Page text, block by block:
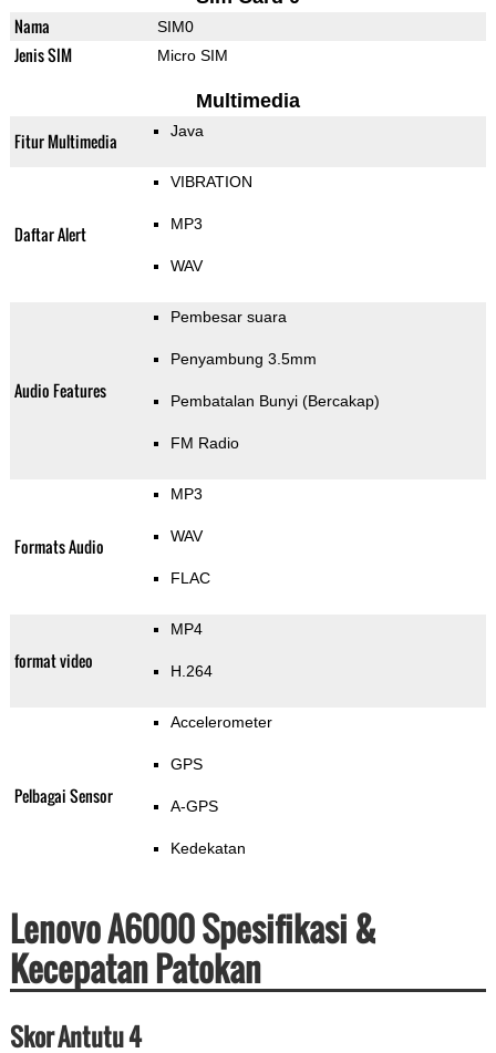
Nama SIM0
Jenis SIM Micro SIM
Multimedia
Fitur Multimedia Java
Daftar Alert
VIBRATION
MP3
WAV
Audio Features
Pembesar suara
Penyambung 3.5mm
Pembatalan Bunyi (Bercakap)
FM Radio
Formats Audio
MP3
WAV
FLAC
format video
MP4
H.264
Pelbagai Sensor
Accelerometer
GPS
A-GPS
Kedekatan
Lenovo A6000 Spesifikasi &
Kecepatan Patokan
Skor Antutu 4